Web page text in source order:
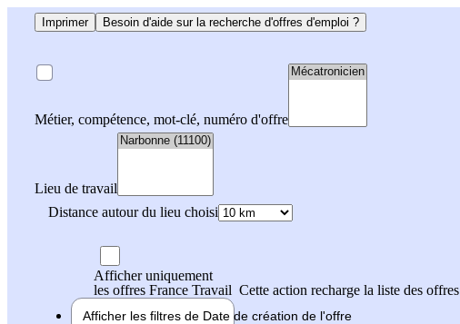
Imprimer Besoin d'aide sur la recherche d'offres d'emploi ?
Métier, compétence, mot-clé, numéro d'offre
Lieu de travail
Distance autour du lieu choisi
Afficher uniquement
les offres France Travail Cette action recharge la liste des offres
Afficher les filtres de Date de création de l'offre